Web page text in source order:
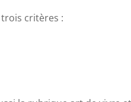
critères :